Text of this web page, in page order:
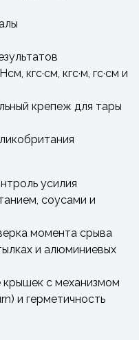
кгс·см, кгс·м, гс·см и
крепеж для тары
усилия
соусами и
момента срыва
и алюминиевых
с механизмом
и герметичность